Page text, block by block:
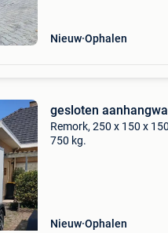
Nieuw Ophalen
gesloten
Remork, 250 x 150 x
750 kg.
Nieuw Ophalen